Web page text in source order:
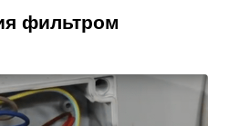
фильтром